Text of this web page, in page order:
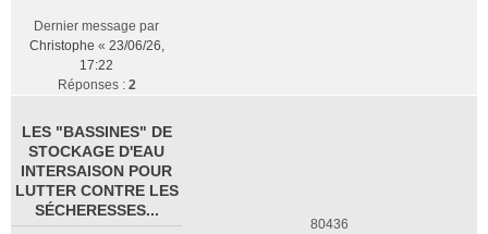
Dernier message par
Christophe « 23/06/26,
17:22
Réponses : 2
LES "BASSINES" DE
STOCKAGE D'EAU
INTERSAISON POUR
LUTTER CONTRE LES
SÉCHERESSES...
80436